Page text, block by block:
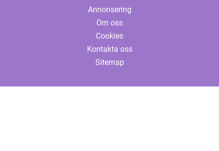
Annonsering
Om oss
Cookies
Kontakta oss
Sitemap